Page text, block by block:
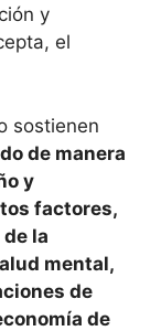
y
el
sostienen
de manera
y
factores,
la
mental,
de
de